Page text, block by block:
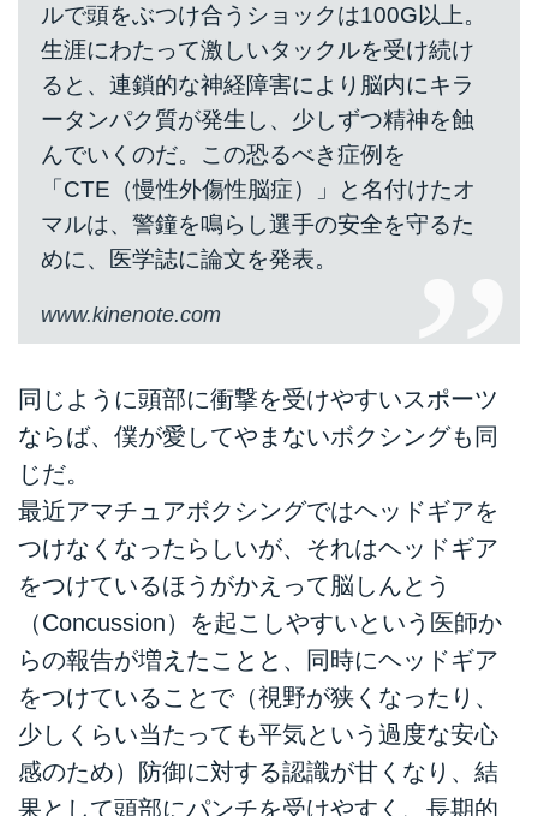
ルで頭をぶつけ合うショックは100G以上。
生涯にわたって激しいタックルを受け続け
ると、連鎖的な神経障害により脳内にキラ
ータンパク質が発生し、少しずつ精神を蝕
んでいくのだ。この恐るべき症例を
「CTE（慢性外傷性脳症）」と名付けたオ
マルは、警鐘を鳴らし選手の安全を守るた
めに、医学誌に論文を発表。
www.kinenote.com
同じように頭部に衝撃を受けやすいスポーツ
ならば、僕が愛してやまないボクシングも同
じだ。
最近アマチュアボクシングではヘッドギアを
つけなくなったらしいが、それはヘッドギア
をつけているほうがかえって脳しんとう
（Concussion）を起こしやすいという医師か
らの報告が増えたことと、同時にヘッドギア
をつけていることで（視野が狭くなったり、
少しくらい当たっても平気という過度な安心
感のため）防御に対する認識が甘くなり、結
果として頭部にパンチを受けやすく、長期的